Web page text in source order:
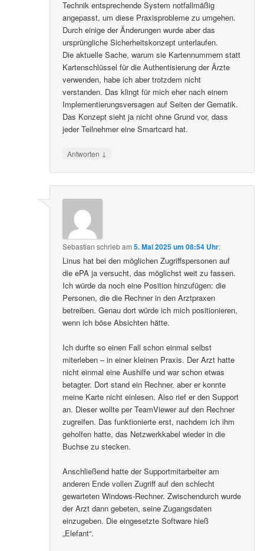
Technik entsprechende System notfallmäßig
angepasst, um diese Praxisprobleme zu umgehen.
Durch einige der Änderungen wurde aber das
ursprüngliche Sicherheitskonzept unterlaufen.
Die aktuelle Sache, warum sie Kartennummern statt
Kartenschlüssel für die Authentisierung der Ärzte
verwenden, habe ich aber trotzdem nicht
verstanden. Das klingt für mich eher nach einem
Implementierungsversagen auf Seiten der Gematik.
Das Konzept sieht ja nicht ohne Grund vor, dass
jeder Teilnehmer eine Smartcard hat.
Antworten ↓
Sebastian schriebam5. Mai 2025 um 08:54 Uhr:
Linus hat bei den möglichen Zugriffspersonen auf
die ePA ja versucht, das möglichst weit zu fassen.
Ich würde da noch eine Position hinzufügen: die
Personen, die die Rechner in den Arztpraxen
betreiben. Genau dort würde ich mich positionieren,
wenn ich böse Absichten hätte.
Ich durfte so einen Fall schon einmal selbst
miterleben – in einer kleinen Praxis. Der Arzt hatte
nicht einmal eine Aushilfe und war schon etwas
betagter. Dort stand ein Rechner, aber er konnte
meine Karte nicht einlesen. Also rief er den Support
an. Dieser wollte per TeamViewer auf den Rechner
zugreifen. Das funktionierte erst, nachdem ich ihm
geholfen hatte, das Netzwerkkabel wieder in die
Buchse zu stecken.
Anschließend hatte der Supportmitarbeiter am
anderen Ende vollen Zugriff auf den schlecht
gewarteten Windows-Rechner. Zwischendurch wurde
der Arzt dann gebeten, seine Zugangsdaten
einzugeben. Die eingesetzte Software hieß
„Elefant“.